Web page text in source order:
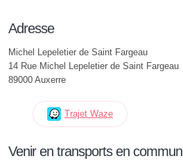
Adresse
Michel Lepeletier de Saint Fargeau
14 Rue Michel Lepeletier de Saint Fargeau
89000 Auxerre
Trajet Waze
Venir en transports en commun